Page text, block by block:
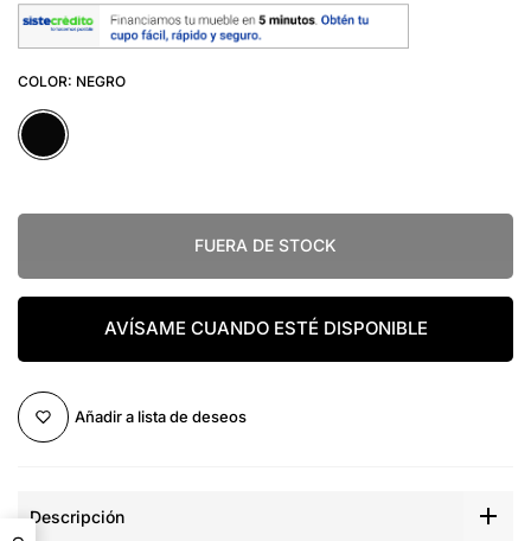
COLOR: NEGRO
FUERA DE STOCK
AVÍSAME CUANDO ESTÉ DISPONIBLE
Añadir a lista de deseos
Descripción